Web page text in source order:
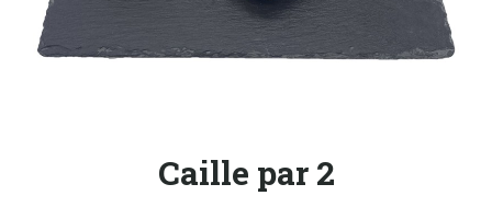
Caille par 2